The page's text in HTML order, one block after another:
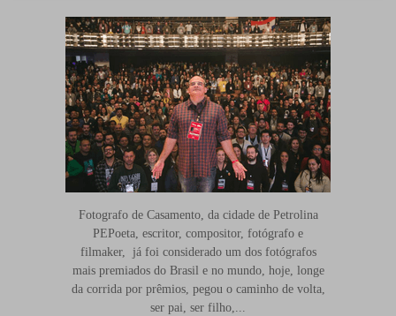
Fotografo de Casamento, da cidade de Petrolina
PEPoeta, escritor, compositor, fotógrafo e
filmaker, já foi considerado um dos fotógrafos
mais premiados do Brasil e no mundo, hoje, longe
da corrida por prêmios, pegou o caminho de volta,
ser pai, ser filho,...